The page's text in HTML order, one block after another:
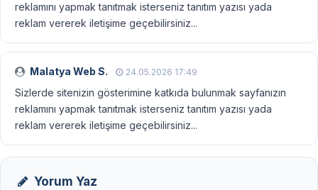
reklamını yapmak tanıtmak isterseniz tanıtım yazısı yada
reklam vererek iletişime geçebilirsiniz...
Malatya Web S. 24.05.2026 17:49
Sizlerde sitenizin gösterimine katkıda bulunmak sayfanızın
reklamını yapmak tanıtmak isterseniz tanıtım yazısı yada
reklam vererek iletişime geçebilirsiniz...
Yorum Yaz